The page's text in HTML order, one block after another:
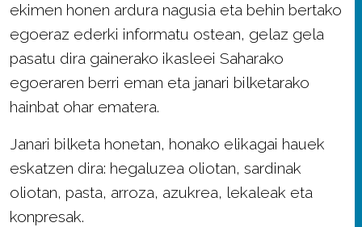
ekimen honen ardura nagusia eta behin bertako
egoeraz ederki informatu ostean, gelaz gela
pasatu dira gainerako ikasleei Saharako
egoeraren berri eman eta janari bilketarako
hainbat ohar ematera.
Janari bilketa honetan, honako elikagai hauek
eskatzen dira: hegaluzea oliotan, sardinak
oliotan, pasta, arroza, azukrea, lekaleak eta
konpresak.